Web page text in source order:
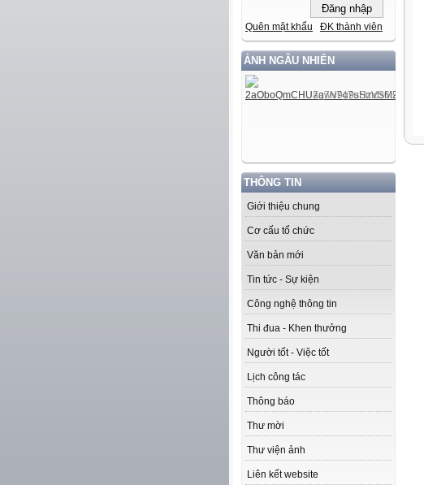
Quên mật khẩu ĐK thành viên
ẢNH NGẪU NHIÊN
THÔNG TIN
Giới thiệu chung
Cơ cấu tổ chức
Văn bản mới
Tin tức - Sự kiện
Công nghệ thông tin
Thi đua - Khen thưởng
Người tốt - Việc tốt
Lịch công tác
Thông báo
Thư mời
Thư viện ảnh
Liên kết website